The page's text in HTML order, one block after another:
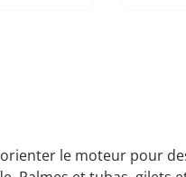
le moteur pour